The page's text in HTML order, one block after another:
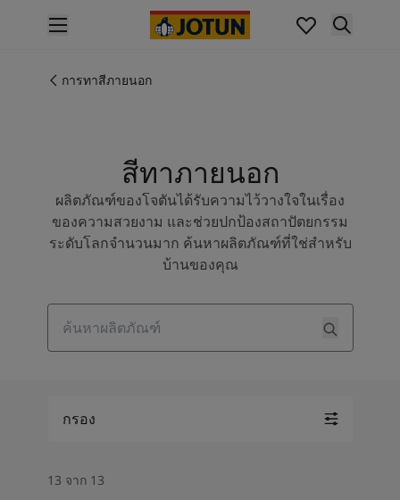
การทาสีภายใน
เฉดสีทาภายนอก
สีภายนอก
แผ่นตัวอย่างสีโจตัน
แรงบันดาลใจ
เอกสารผลิตภัณฑ์
การทาสีภายนอก
สีทาภายนอก
ผลิตภัณฑ์ของโจตันได้รับความไว้วางใจในเรื่อง
ของความสวยงาม และช่วยปกป้องสถาปัตยกรรม
ระดับโลกจำนวนมาก ค้นหาผลิตภัณฑ์ที่ใช่สำหรับ
บ้านของคุณ
Search
กรอง
13 จาก 13